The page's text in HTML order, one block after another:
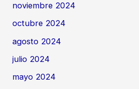
noviembre 2024
octubre 2024
agosto 2024
julio 2024
mayo 2024